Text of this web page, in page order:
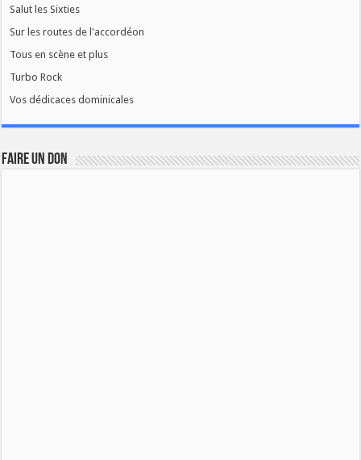
Salut les Sixties
Sur les routes de l'accordéon
Tous en scène et plus
Turbo Rock
Vos dédicaces dominicales
FAIRE UN DON